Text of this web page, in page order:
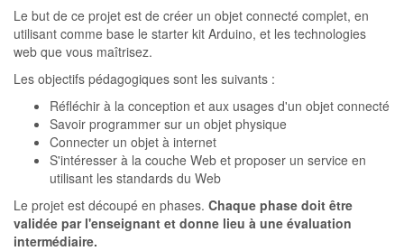
Le but de ce projet est de créer un objet connecté complet, en
utilisant comme base le starter kit Arduino, et les technologies
web que vous maîtrisez.
Les objectifs pédagogiques sont les suivants :
Réfléchir à la conception et aux usages d'un objet connecté
Savoir programmer sur un objet physique
Connecter un objet à internet
S'intéresser à la couche Web et proposer un service en
utilisant les standards du Web
Le projet est découpé en phases. Chaque phase doit être
validée par l'enseignant et donne lieu à une évaluation
intermédiaire.